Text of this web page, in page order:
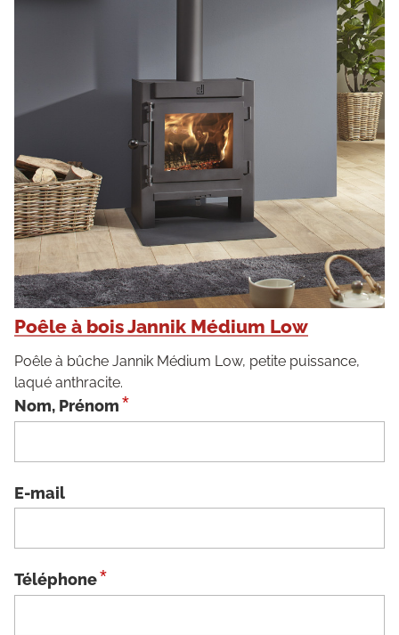
Poêle à bois Jannik Médium Low
Poêle à bûche Jannik Médium Low, petite puissance,
laqué anthracite.
Nom, Prénom*
E-mail
Téléphone*